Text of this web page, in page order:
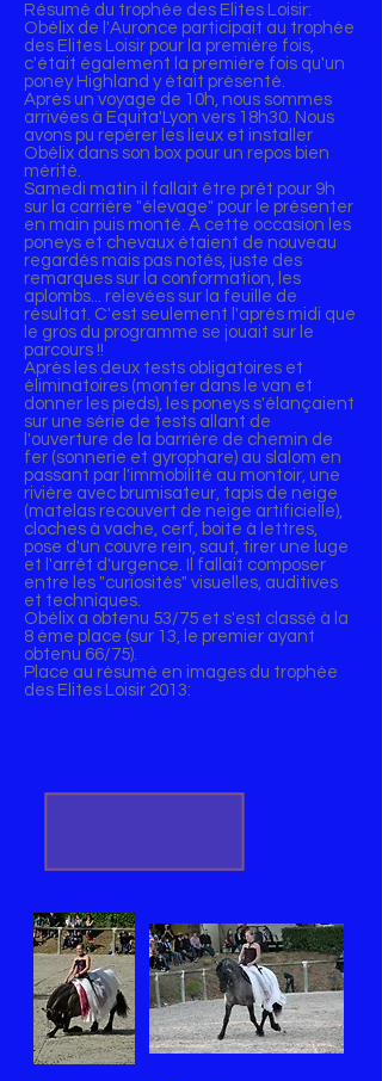
Résumé du trophée des Elites Loisir:
Obélix de l'Auronce participait au trophée
des Elites Loisir pour la première fois,
c'était également la première fois qu'un
poney Highland y était présenté.
Après un voyage de 10h, nous sommes
arrivées à Equita'Lyon vers 18h30. Nous
avons pu repérer les lieux et installer
Obélix dans son box pour un repos bien
mérité.
Samedi matin il fallait être prêt pour 9h
sur la carrière "élevage" pour le présenter
en main puis monté. A cette occasion les
poneys et chevaux étaient de nouveau
regardés mais pas notés, juste des
remarques sur la conformation, les
aplombs... relevées sur la feuille de
résultat. C'est seulement l'après midi que
le gros du programme se jouait sur le
parcours !!
Après les deux tests obligatoires et
éliminatoires (monter dans le van et
donner les pieds), les poneys s'élançaient
sur une série de tests allant de
l'ouverture de la barrière de chemin de
fer (sonnerie et gyrophare) au slalom en
passant par l'immobilité au montoir, une
rivière avec brumisateur, tapis de neige
(matelas recouvert de neige artificielle),
cloches à vache, cerf, boite à lettres,
pose d'un couvre rein, saut, tirer une luge
et l'arrêt d'urgence. Il fallait composer
entre les "curiosités" visuelles, auditives
et techniques.
Obélix a obtenu 53/75 et s'est classé à la
8 ème place (sur 13, le premier ayant
obtenu 66/75).
Place au résumé en images du trophée
des Elites Loisir 2013: